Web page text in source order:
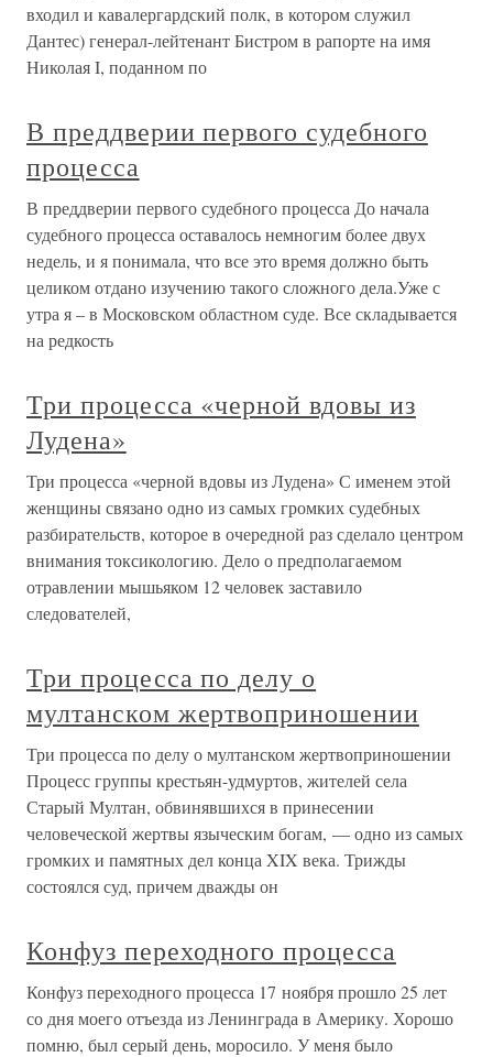
входил и кавалергардский полк, в котором служил
Дантес) генерал-лейтенант Бистром в рапорте на имя
Николая I, поданном по
В преддверии первого судебного
процесса
В преддверии первого судебного процесса До начала
судебного процесса оставалось немногим более двух
недель, и я понимала, что все это время должно быть
целиком отдано изучению такого сложного дела.Уже с
утра я – в Московском областном суде. Все складывается
на редкость
Три процесса «черной вдовы из
Лудена»
Три процесса «черной вдовы из Лудена» С именем этой
женщины связано одно из самых громких судебных
разбирательств, которое в очередной раз сделало центром
внимания токсикологию. Дело о предполагаемом
отравлении мышьяком 12 человек заставило
следователей,
Три процесса по делу о
мултанском жертвоприношении
Три процесса по делу о мултанском жертвоприношении
Процесс группы крестьян-удмуртов, жителей села
Старый Мултан, обвинявшихся в принесении
человеческой жертвы языческим богам, — одно из самых
громких и памятных дел конца XIX века. Трижды
состоялся суд, причем дважды он
Конфуз переходного процесса
Конфуз переходного процесса 17 ноября прошло 25 лет
со дня моего отъезда из Ленинграда в Америку. Хорошо
помню, был серый день, моросило. У меня было